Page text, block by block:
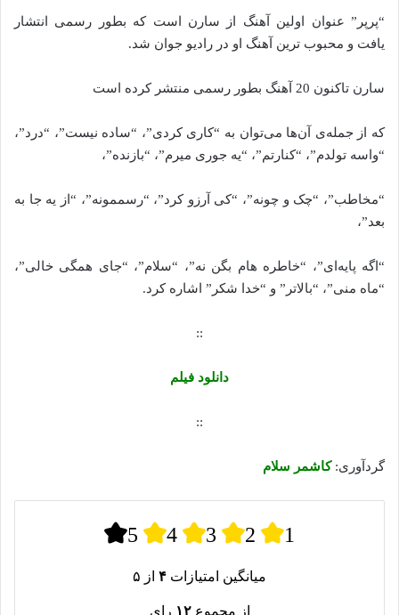
“پرپر” عنوان اولین آهنگ از سارن است که بطور رسمی انتشار
یافت و محبوب ترین آهنگ او در رادیو جوان شد.
سارن تاکنون 20 آهنگ بطور رسمی منتشر کرده است
که از جمله‌ی آن‌ها می‌توان به “کاری کردی”، “ساده نیست”، “درد”،
“واسه تولدم”، “کنارتم”، “یه جوری میرم”، “بازنده”،
“مخاطب”، “چک و چونه”، “کی آرزو کرد”، “رسممونه”، “از یه جا به
بعد”،
“اگه پایه‌ای”، “خاطره ‌هام بگن نه”، “سلام”، “جای همگی خالی”،
“ماه منی”، “بالاتر” و “خدا شکر” اشاره کرد.
::
دانلود فیلم
::
گردآوری:کاشمر سلام
5 4 3 2 1
میانگین امتیازات ۴ از ۵
از مجموع۱۲ رای